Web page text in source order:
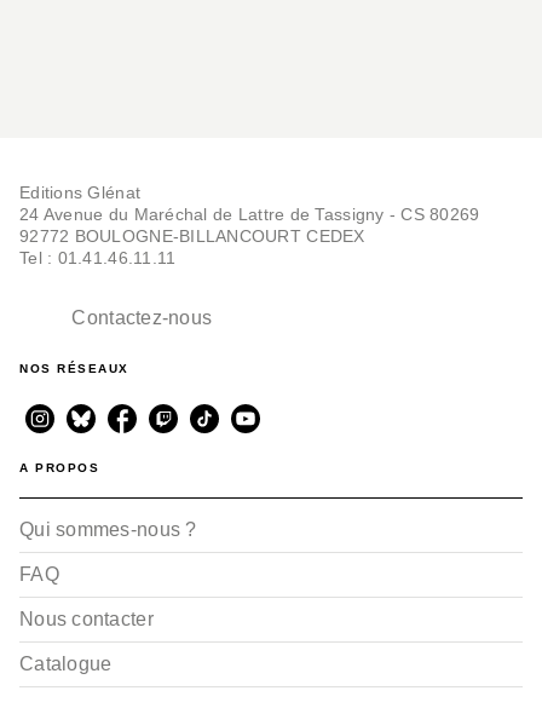
Editions Glénat
24 Avenue du Maréchal de Lattre de Tassigny - CS 80269
92772 BOULOGNE-BILLANCOURT CEDEX
Tel : 01.41.46.11.11
Contactez-nous
NOS RÉSEAUX
A PROPOS
Qui sommes-nous ?
FAQ
Nous contacter
Catalogue